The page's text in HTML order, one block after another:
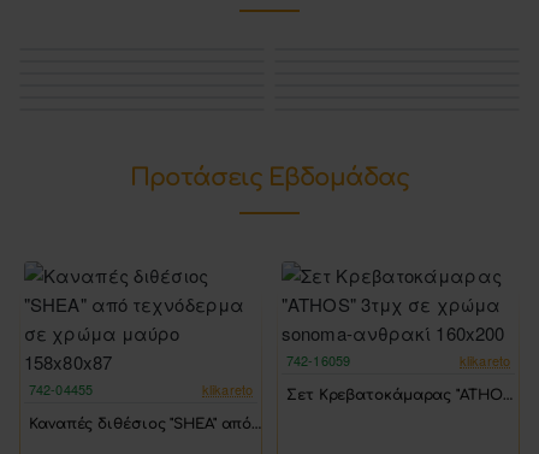
Προτάσεις Εβδομάδας
-17%
742-04455 klikareto
Καναπές διθέσιος "SHEA" από τεχνόδερμα σε χρώμα μαύρο 158x80x87
-17%
742-16059 klikareto
Σετ Κρεβατοκάμαρας "ATHOS" 3τμχ σε χρώμα sonoma-ανθρακί 160x200